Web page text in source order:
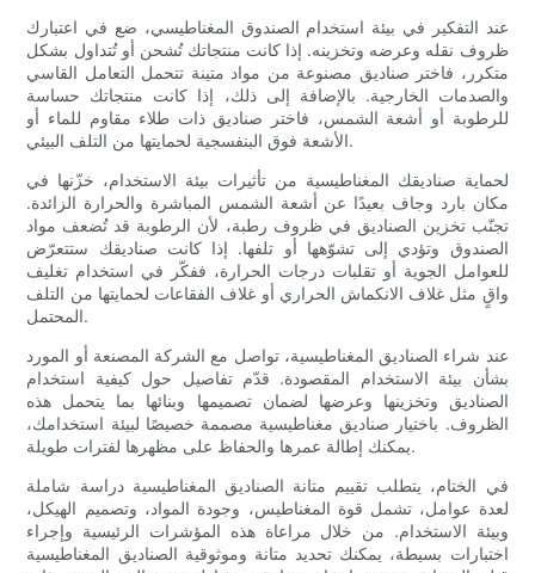
عند التفكير في بيئة استخدام الصندوق المغناطيسي، ضع في اعتبارك
ظروف نقله وعرضه وتخزينه. إذا كانت منتجاتك تُشحن أو تُتداول بشكل
متكرر، فاختر صناديق مصنوعة من مواد متينة تتحمل التعامل القاسي
والصدمات الخارجية. بالإضافة إلى ذلك، إذا كانت منتجاتك حساسة
للرطوبة أو أشعة الشمس، فاختر صناديق ذات طلاء مقاوم للماء أو
الأشعة فوق البنفسجية لحمايتها من التلف البيئي.
لحماية صناديقك المغناطيسية من تأثيرات بيئة الاستخدام، خزّنها في
مكان بارد وجاف بعيدًا عن أشعة الشمس المباشرة والحرارة الزائدة.
تجنّب تخزين الصناديق في ظروف رطبة، لأن الرطوبة قد تُضعف مواد
الصندوق وتؤدي إلى تشوّهها أو تلفها. إذا كانت صناديقك ستتعرّض
للعوامل الجوية أو تقلبات درجات الحرارة، ففكّر في استخدام تغليف
واقٍ مثل غلاف الانكماش الحراري أو غلاف الفقاعات لحمايتها من التلف
المحتمل.
عند شراء الصناديق المغناطيسية، تواصل مع الشركة المصنعة أو المورد
بشأن بيئة الاستخدام المقصودة. قدّم تفاصيل حول كيفية استخدام
الصناديق وتخزينها وعرضها لضمان تصميمها وبنائها بما يتحمل هذه
الظروف. باختيار صناديق مغناطيسية مصممة خصيصًا لبيئة استخدامك،
يمكنك إطالة عمرها والحفاظ على مظهرها لفترات طويلة.
في الختام، يتطلب تقييم متانة الصناديق المغناطيسية دراسة شاملة
لعدة عوامل، تشمل قوة المغناطيس، وجودة المواد، وتصميم الهيكل،
وبيئة الاستخدام. من خلال مراعاة هذه المؤشرات الرئيسية وإجراء
اختبارات بسيطة، يمكنك تحديد متانة وموثوقية الصناديق المغناطيسية